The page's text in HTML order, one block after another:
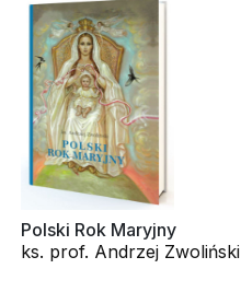
Polski Rok Maryjny
ks. prof. Andrzej Zwoliński